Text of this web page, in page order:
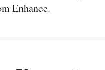
Enhance.